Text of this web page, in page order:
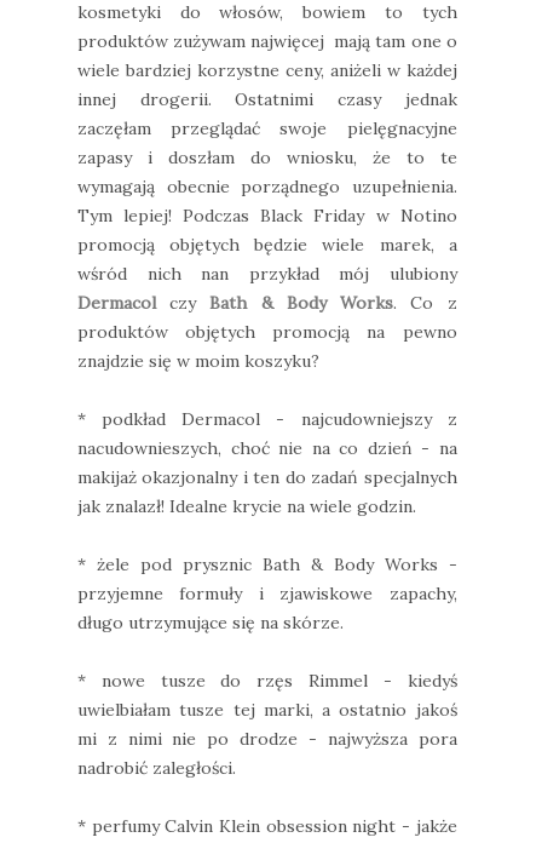
kosmetyki do włosów, bowiem to tych
produktów zużywam najwięcej mają tam one o
wiele bardziej korzystne ceny, aniżeli w każdej
innej drogerii. Ostatnimi czasy jednak
zaczęłam przeglądać swoje pielęgnacyjne
zapasy i doszłam do wniosku, że to te
wymagają obecnie porządnego uzupełnienia.
Tym lepiej! Podczas Black Friday w Notino
promocją objętych będzie wiele marek, a
wśród nich nan przykład mój ulubiony
DermacolczyBath & Body Works. Co z
produktów objętych promocją na pewno
znajdzie się w moim koszyku?
* podkład Dermacol - najcudowniejszy z
nacudownieszych, choć nie na co dzień - na
makijaż okazjonalny i ten do zadań specjalnych
jak znalazł! Idealne krycie na wiele godzin.
* żele pod prysznic Bath & Body Works -
przyjemne formuły i zjawiskowe zapachy,
długo utrzymujące się na skórze.
* nowe tusze do rzęs Rimmel - kiedyś
uwielbiałam tusze tej marki, a ostatnio jakoś
mi z nimi nie po drodze - najwyższa pora
nadrobić zaległości.
* perfumy Calvin Klein obsession night - jakże